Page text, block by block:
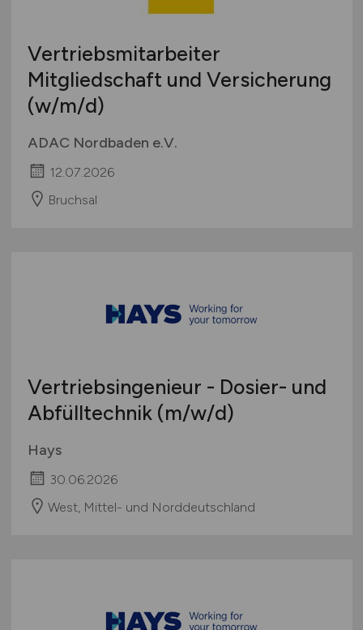
Vertriebsmitarbeiter
Mitgliedschaft und Versicherung
(w/m/d)
ADAC Nordbaden e.V.
12.07.2026
Bruchsal
Vertriebsingenieur - Dosier- und
Abfülltechnik (m/w/d)
Hays
30.06.2026
West, Mittel- und Norddeutschland